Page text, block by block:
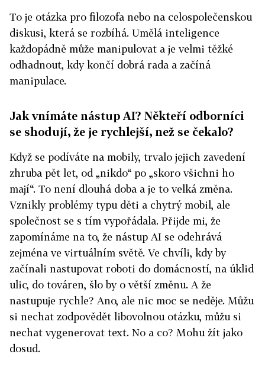
To je otázka pro filozofa nebo na celospolečenskou
diskusi, která se rozbíhá. Umělá inteligence
každopádně může manipulovat a je velmi těžké
odhadnout, kdy končí dobrá rada a začíná
manipulace.
Jak vnímáte nástup AI? Někteří odborníci
se shodují, že je rychlejší, než se čekalo?
Když se podíváte na mobily, trvalo jejich zavedení
zhruba pět let, od „nikdo“ po „skoro všichni ho
mají“. To není dlouhá doba a je to velká změna.
Vznikly problémy typu děti a chytrý mobil, ale
společnost se s tím vypořádala. Přijde mi, že
zapomínáme na to, že nástup AI se odehrává
zejména ve virtuálním světě. Ve chvíli, kdy by
začínali nastupovat roboti do domácností, na úklid
ulic, do továren, šlo by o větší změnu. A že
nastupuje rychle? Ano, ale nic moc se neděje. Můžu
si nechat zodpovědět libovolnou otázku, můžu si
nechat vygenerovat text. No a co? Mohu žít jako
dosud.